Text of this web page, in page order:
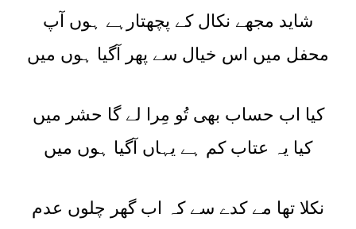
شاید مجھے نکال کے پچھتارہے ہوں آپ
محفل میں اس خیال سے پھر آگیا ہوں میں
کیا اب حساب بھی تُو مِرا لے گا حشر میں
کیا یہ عتاب کم ہے یہاں آگیا ہوں میں
نکلا تھا مے کدے سے کہ اب گھر چلوں عدم